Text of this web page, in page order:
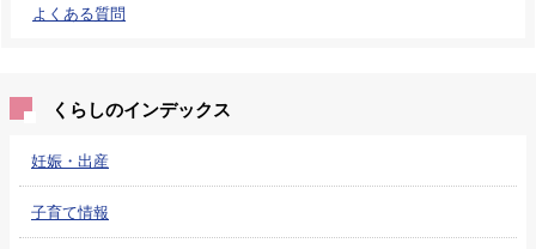
よくある質問
くらしのインデックス
妊娠・出産
子育て情報